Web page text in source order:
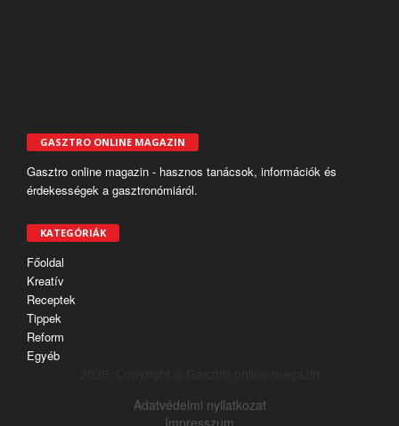
GASZTRO ONLINE MAGAZIN
Gasztro online magazin - hasznos tanácsok, információk és
érdekességek a gasztronómiáról.
KATEGÓRIÁK
Főoldal
Kreatív
Receptek
Tippek
Reform
Egyéb
Adatvédelmi nyilatkozat
Impresszum